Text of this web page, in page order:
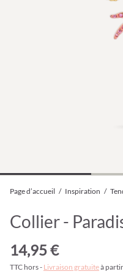
Page d’accueil / Inspiration /
Collier -
14,95 €
TTC hors - Livraison gratuiteà